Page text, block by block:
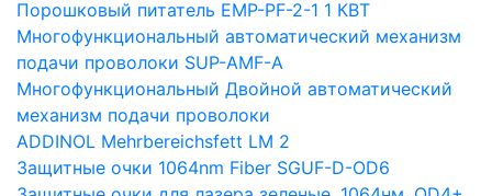
Порошковый питатель EMP-PF-2-1 1 КВТ
Многофункциональный автоматический механизм
подачи проволоки SUP-AMF-A
Многофункциональный Двойной автоматический
механизм подачи проволоки
ADDINOL Mehrbereichsfett LM 2
Защитные очки 1064nm Fiber SGUF-D-OD6